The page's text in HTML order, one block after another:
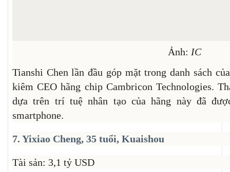
Ảnh: IC
Tianshi Chen lần đầu góp mặt trong danh sách
kiêm CEO hãng chip Cambricon Technologies.
dựa trên trí tuệ nhân tạo của hãng này đã
smartphone.
7. Yixiao Cheng, 35 tuổi, Kuaishou
Tài sản: 3,1 tỷ USD